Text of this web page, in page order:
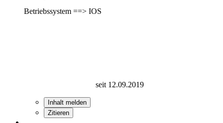
Betriebssystem ==> IOS
seit 12.09.2019
Inhalt melden
Zitieren